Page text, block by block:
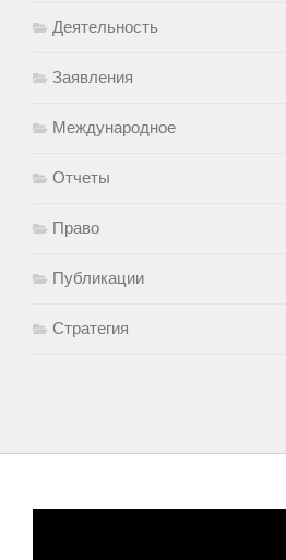
Деятельность
Заявления
Международное
Отчеты
Право
Публикации
Стратегия